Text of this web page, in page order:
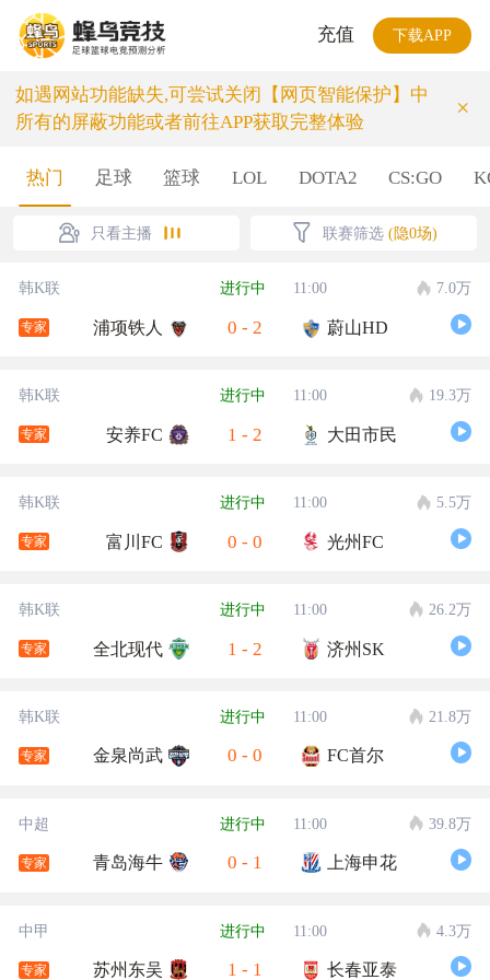
充值 下载APP
如遇网站功能缺失,可尝试关闭【网页智能保护】中
所有的屏蔽功能或者前往APP获取完整体验
×
热门 足球 篮球 LOL DOTA2 CS:GO
只看主播 联赛筛选 (隐0场)
韩K联 进行中 11:00 7.0万
专家 浦项铁人 0 - 2 蔚山HD
韩K联 进行中 11:00 19.3万
专家 安养FC 1 - 2 大田市民
韩K联 进行中 11:00 5.5万
专家 富川FC 0 - 0 光州FC
韩K联 进行中 11:00 26.2万
专家 全北现代 1 - 2 济州SK
韩K联 进行中 11:00 21.8万
专家 金泉尚武 0 - 0 FC首尔
中超 进行中 11:00 39.8万
专家 青岛海牛 0 - 1 上海申花
中甲 进行中 11:00 4.3万
专家 苏州东吴 1 - 1 长春亚泰